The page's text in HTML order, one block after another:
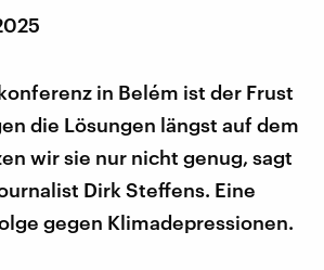
in Belém ist der Frust
die Lösungen längst auf dem
wir sie nur nicht genug, sagt
Dirk Steffens. Eine
gegen Klimadepressionen.